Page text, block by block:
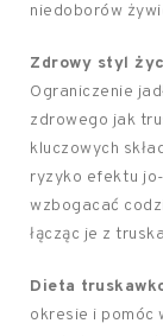
niedoborów
Zdrowy styl
Ograniczenie
zdrowego jak
kluczowych
ryzyko efektu
wzbogacać
łącząc je z
Dieta
okresie i pomóc